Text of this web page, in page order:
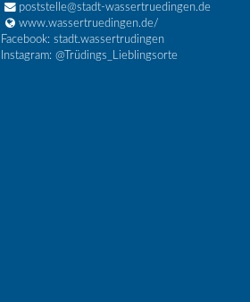
poststelle@stadt-wassertruedingen.de
www.wassertruedingen.de/
Facebook: stadt.wassertrudingen
Instagram: @Trüdings_Lieblingsorte